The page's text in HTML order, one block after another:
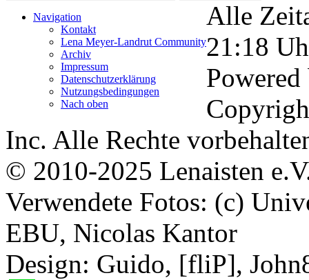
Navigation
Kontakt
Lena Meyer-Landrut Community
Archiv
Impressum
Datenschutzerklärung
Nutzungsbedingungen
Nach oben
Alle
21:18
Inc. Alle Rechte
© 2010-2025 Lenaisten
Verwendete Fotos: (c)
EBU, Nicolas Kantor
Design: Guido, [fliP],